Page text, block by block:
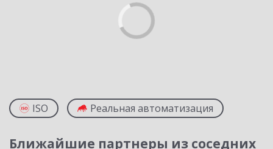
ISO Реальная автоматизация
Ближайшие партнеры из соседних